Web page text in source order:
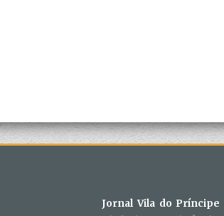
Jornal Vila do Príncipe